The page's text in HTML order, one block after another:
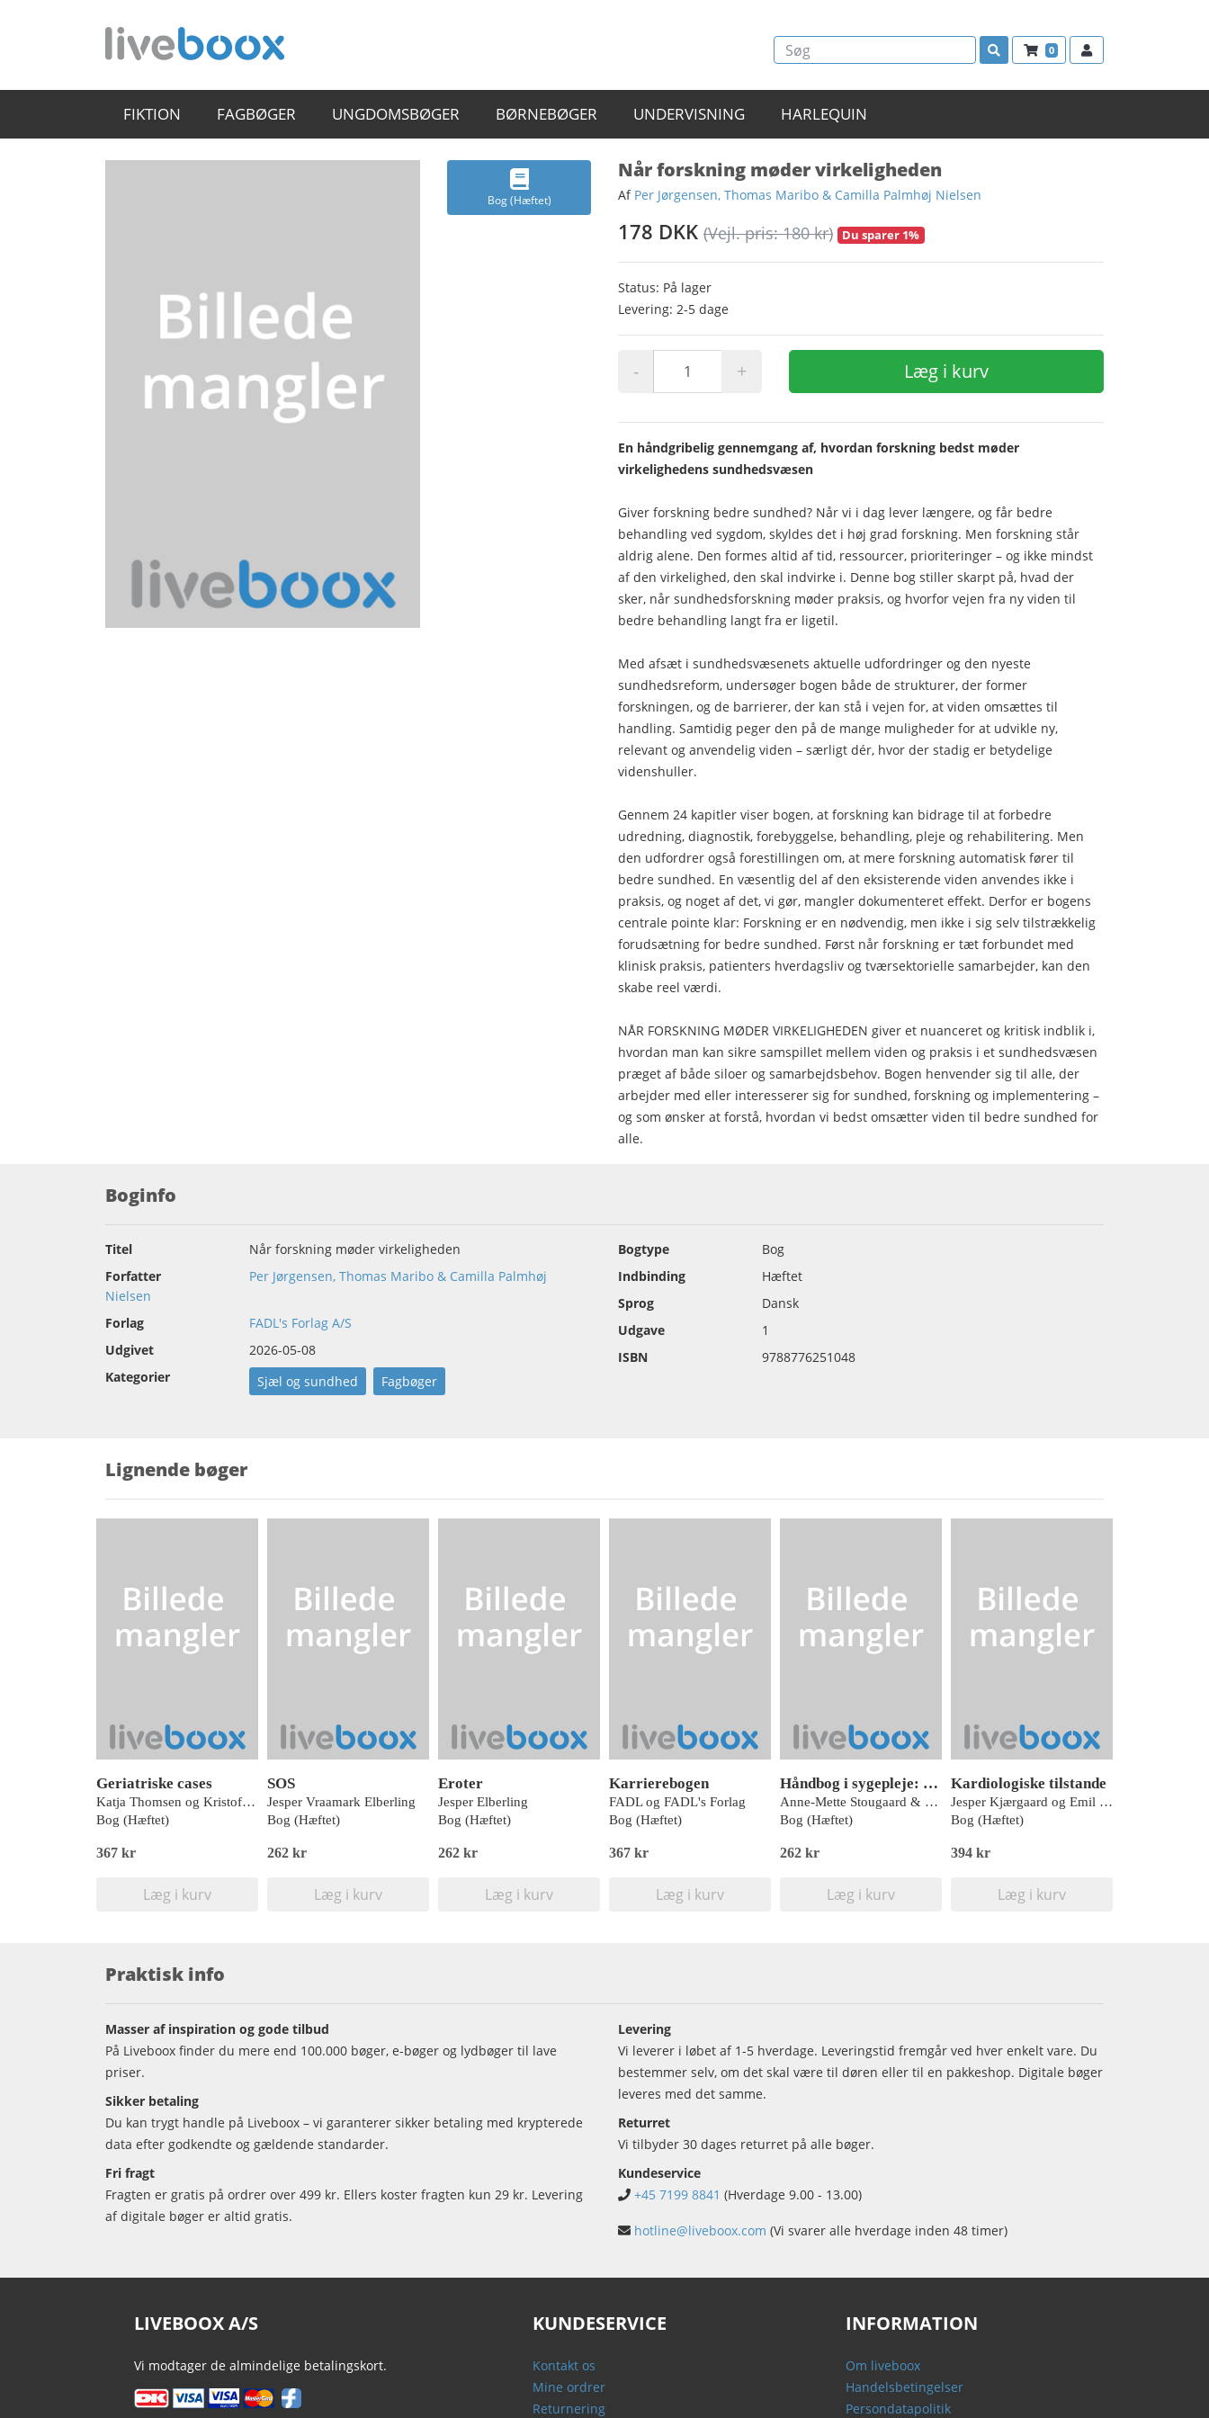
0
FIKTION FAGBØGER UNGDOMSBØGER BØRNEBØGER UNDERVISNING HARLEQUIN
Bog (Hæftet)
Når forskning møder virkeligheden
Af Per Jørgensen, Thomas Maribo & Camilla Palmhøj Nielsen
178 DKK (Vejl. pris: 180 kr) Du sparer 1%
Status: På lager
Levering: 2-5 dage
- + Læg i kurv
En håndgribelig gennemgang af, hvordan forskning bedst møder
virkelighedens sundhedsvæsen
Giver forskning bedre sundhed? Når vi i dag lever længere, og får bedre
behandling ved sygdom, skyldes det i høj grad forskning. Men forskning står
aldrig alene. Den formes altid af tid, ressourcer, prioriteringer – og ikke mindst
af den virkelighed, den skal indvirke i. Denne bog stiller skarpt på, hvad der
sker, når sundhedsforskning møder praksis, og hvorfor vejen fra ny viden til
bedre behandling langt fra er ligetil.
Med afsæt i sundhedsvæsenets aktuelle udfordringer og den nyeste
sundhedsreform, undersøger bogen både de strukturer, der former
forskningen, og de barrierer, der kan stå i vejen for, at viden omsættes til
handling. Samtidig peger den på de mange muligheder for at udvikle ny,
relevant og anvendelig viden – særligt dér, hvor der stadig er betydelige
videnshuller.
Gennem 24 kapitler viser bogen, at forskning kan bidrage til at forbedre
udredning, diagnostik, forebyggelse, behandling, pleje og rehabilitering. Men
den udfordrer også forestillingen om, at mere forskning automatisk fører til
bedre sundhed. En væsentlig del af den eksisterende viden anvendes ikke i
praksis, og noget af det, vi gør, mangler dokumenteret effekt. Derfor er bogens
centrale pointe klar: Forskning er en nødvendig, men ikke i sig selv tilstrækkelig
forudsætning for bedre sundhed. Først når forskning er tæt forbundet med
klinisk praksis, patienters hverdagsliv og tværsektorielle samarbejder, kan den
skabe reel værdi.
NÅR FORSKNING MØDER VIRKELIGHEDEN giver et nuanceret og kritisk indblik i,
hvordan man kan sikre samspillet mellem viden og praksis i et sundhedsvæsen
præget af både siloer og samarbejdsbehov. Bogen henvender sig til alle, der
arbejder med eller interesserer sig for sundhed, forskning og implementering –
og som ønsker at forstå, hvordan vi bedst omsætter viden til bedre sundhed for
alle.
Boginfo
Titel
Når forskning møder virkeligheden
Forfatter
Per Jørgensen, Thomas Maribo & Camilla Palmhøj
Nielsen
Forlag
FADL's Forlag A/S
Udgivet
2026-05-08
Kategorier
Sjæl og sundhed Fagbøger
Bogtype
Bog
Indbinding
Hæftet
Sprog
Dansk
Udgave
1
ISBN
9788776251048
Lignende bøger
Geriatriske cases
Katja Thomsen og Kristoffer K. Brockhattingen (red.)
Bog (Hæftet)
367 kr
Læg i kurv
SOS
Jesper Vraamark Elberling
Bog (Hæftet)
262 kr
Læg i kurv
Eroter
Jesper Elberling
Bog (Hæftet)
262 kr
Læg i kurv
Karrierebogen
FADL og FADL's Forlag
Bog (Hæftet)
367 kr
Læg i kurv
Håndbog i sygepleje: Mundpleje
Anne-Mette Stougaard & Iben Tousgaard (red.)
Bog (Hæftet)
262 kr
Læg i kurv
Kardiologiske tilstande
Jesper Kjærgaard og Emil Fosbøl (red.)
Bog (Hæftet)
394 kr
Læg i kurv
Praktisk info
Masser af inspiration og gode tilbud
På Liveboox finder du mere end 100.000 bøger, e-bøger og lydbøger til lave
priser.
Sikker betaling
Du kan trygt handle på Liveboox – vi garanterer sikker betaling med krypterede
data efter godkendte og gældende standarder.
Fri fragt
Fragten er gratis på ordrer over 499 kr. Ellers koster fragten kun 29 kr. Levering
af digitale bøger er altid gratis.
Levering
Vi leverer i løbet af 1-5 hverdage. Leveringstid fremgår ved hver enkelt vare. Du
bestemmer selv, om det skal være til døren eller til en pakkeshop. Digitale bøger
leveres med det samme.
Returret
Vi tilbyder 30 dages returret på alle bøger.
Kundeservice
+45 7199 8841 (Hverdage 9.00 - 13.00)
hotline@liveboox.com (Vi svarer alle hverdage inden 48 timer)
LIVEBOOX A/S
Vi modtager de almindelige betalingskort.
KUNDESERVICE
Kontakt os
Mine ordrer
Returnering
INFORMATION
Om liveboox
Handelsbetingelser
Persondatapolitik